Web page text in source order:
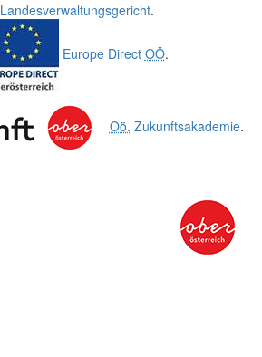
Landesverwaltungsgericht.
Europe Direct OÖ.
Oö. Zukunftsakademie.